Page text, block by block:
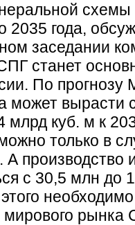
схемы
2035 года,
заседании
станет
По прогнозу
может вырасти
млрд куб. м к
только в
А производство
с 30,5 млн до
рынка